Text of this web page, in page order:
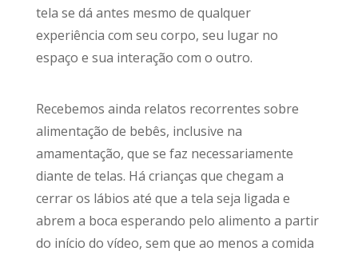
tela se dá antes mesmo de qualquer
experiência com seu corpo, seu lugar no
espaço e sua interação com o outro.
Recebemos ainda relatos recorrentes sobre
alimentação de bebês, inclusive na
amamentação, que se faz necessariamente
diante de telas. Há crianças que chegam a
cerrar os lábios até que a tela seja ligada e
abrem a boca esperando pelo alimento a partir
do início do vídeo, sem que ao menos a comida